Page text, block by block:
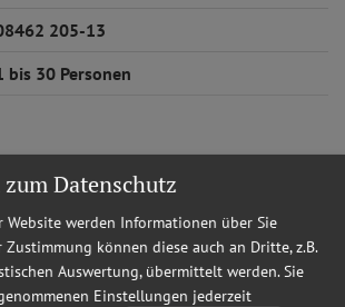
205-13
bis 30 Personen
Datenschutz
Website werden Informationen über Sie
können diese auch an Dritte, z.B.
Auswertung, übermittelt werden. Sie
Einstellungen jederzeit